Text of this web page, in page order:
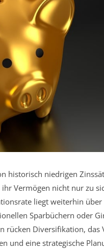
historisch niedrigen
Vermögen nicht nur zu
liegt weiterhin über
Sparbüchern oder
rücken Diversifikation, das
und eine strategische